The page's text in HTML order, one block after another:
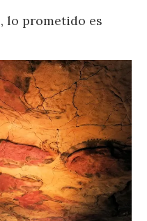
lo prometido es